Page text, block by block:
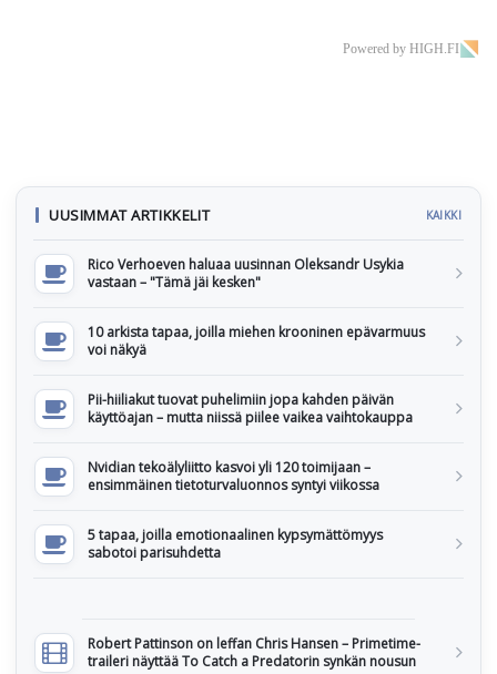
Powered by HIGH.FI
UUSIMMAT ARTIKKELIT KAIKKI
Rico Verhoeven haluaa uusinnan Oleksandr Usykia
vastaan – "Tämä jäi kesken"
10 arkista tapaa, joilla miehen krooninen epävarmuus
voi näkyä
Pii-hiiliakut tuovat puhelimiin jopa kahden päivän
käyttöajan – mutta niissä piilee vaikea vaihtokauppa
Nvidian tekoälyliitto kasvoi yli 120 toimijaan –
ensimmäinen tietoturvaluonnos syntyi viikossa
5 tapaa, joilla emotionaalinen kypsymättömyys
sabotoi parisuhdetta
Robert Pattinson on leffan Chris Hansen – Primetime-
traileri näyttää To Catch a Predatorin synkän nousun